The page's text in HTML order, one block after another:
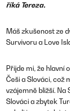
říká Tereza.
Máš zkušenost ze
Survivoru a Love
Přijde mi, že hlavní
Češi a Slováci, což
vzájemně bližší. Na
Slováci a zbytek